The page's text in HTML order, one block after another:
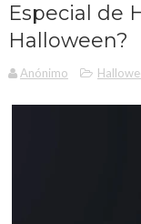
Especial de
Halloween?
Anónimo